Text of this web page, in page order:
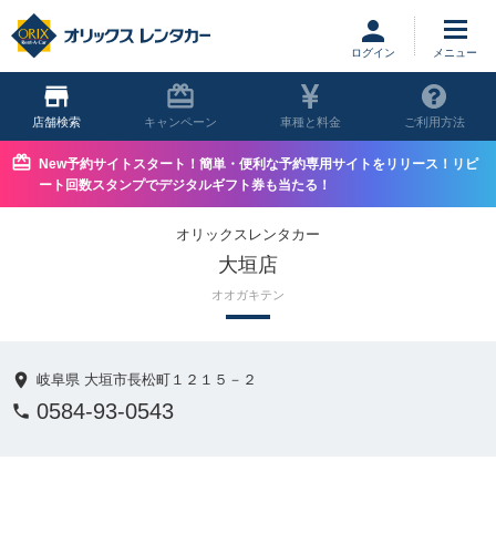
ログイン
店舗 キャンペーン 車種と料金 ご利用方法
New予約サイトスタート！簡単・便利な予約専用サイトをリリース！リピ
ート回数スタンプでデジタルギフト券も当たる！
オリックスレンタカー
大垣店
オオガキテン
岐阜県 大垣市長松町１２１５－２
0584-93-0543